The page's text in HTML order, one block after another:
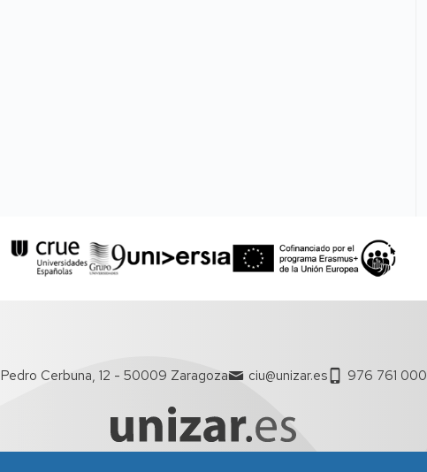
Pedro Cerbuna, 12 - 50009 Zaragoza ciu@unizar.es 976 761 000